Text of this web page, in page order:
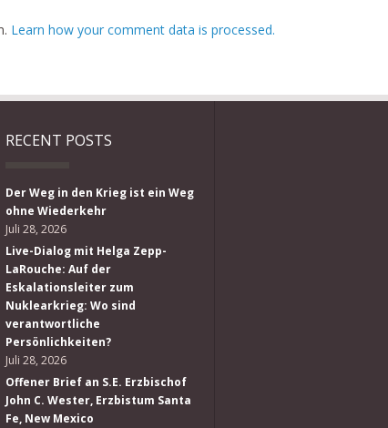
Learn how your comment data is processed.
RECENT POSTS
Der Weg in den Krieg ist ein Weg
ohne Wiederkehr
Juli 28, 2026
Live-Dialog mit Helga Zepp-
LaRouche: Auf der
Eskalationsleiter zum
Nuklearkrieg: Wo sind
verantwortliche
Persönlichkeiten?
Juli 28, 2026
Offener Brief an S.E. Erzbischof
John C. Wester, Erzbistum Santa
Fe, New Mexico